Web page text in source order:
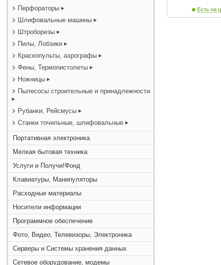
Перфораторы
Шлифовальные машины
Штроборезы
Пилы, Лобзики
Краскопульты, аэрографы
Фены, Термопистолеты
Ножницы
Пылесосы строительные и принадлежности
Рубанки, Рейсмусы
Станки точильные, шлифовальные
Портативная электроника
Мелкая бытовая техника
Услуги и Получи!Фонд
Клавиатуры, Манипуляторы
Расходные материалы
Носители информации
Программное обеспечение
Фото, Видео, Телевизоры, Электроника
Серверы и Системы хранения данных
Сетевое оборудование, модемы
Есть на